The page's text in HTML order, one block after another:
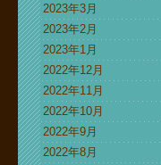
2023年3月
2023年2月
2023年1月
2022年12月
2022年11月
2022年10月
2022年9月
2022年8月